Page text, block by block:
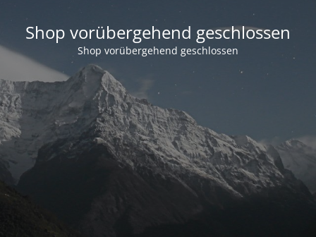
Shop vorübergehend geschlossen
Shop vorübergehend geschlossen